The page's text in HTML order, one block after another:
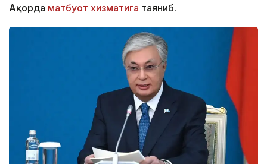
Ақорда матбуот хизматига таяниб.